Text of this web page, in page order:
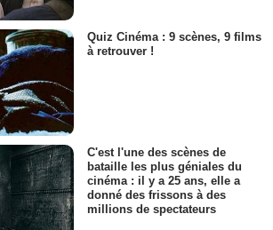
Quiz Cinéma : 9 scènes, 9 films
à retrouver !
C'est l'une des scènes de
bataille les plus géniales du
cinéma : il y a 25 ans, elle a
donné des frissons à des
millions de spectateurs